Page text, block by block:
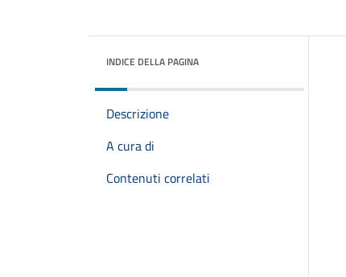
INDICE DELLA PAGINA
Descrizione
A cura di
Contenuti correlati